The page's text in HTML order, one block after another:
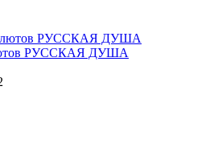
РУССКАЯ ДУША